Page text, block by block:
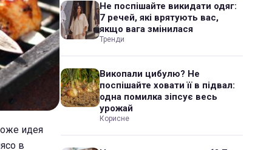
идея
в
Не поспішайте викидати одяг:
7 речей, які врятують вас,
якщо вага змінилася
Тренди
Викопали цибулю? Не
поспішайте ховати її в підвал:
одна помилка зіпсує весь
урожай
Корисне